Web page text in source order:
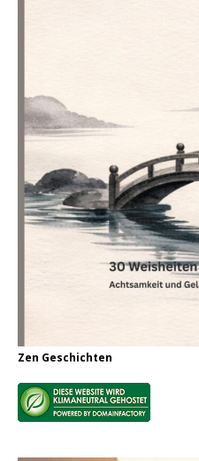
Zen Geschichten